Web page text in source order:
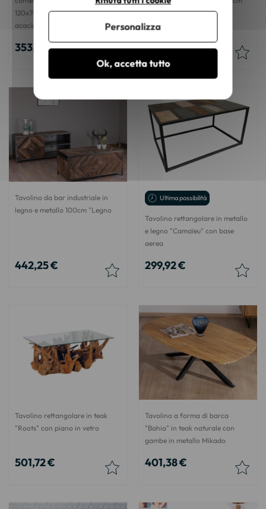
120x70cm in legno massiccio di
acacia
353,80 € 289,75 €
Tavolino da bar industriale in
legno e metallo 100cm "Legno
442,25 €
Ultima possibilità
Tavolino rettangolare in metallo
e legno "Camaïeu" con base
aerea
299,92 €
Tavolino rettangolare in teak
"Roots" con piano in vetro
501,72 €
Tavolino a forma di barca
"Bahia" in teak naturale con
gambe in metallo Mikado
401,38 €
Ok, accetta tutto
Personalizza